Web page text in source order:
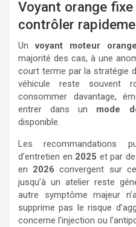
Voyant orange
contrôler
Unvoyant moteur
majorité des cas, à une
court terme par la stratégie
véhicule reste souvent
consommer davantage,
entrer dans un mode
disponible.
Les recommandations
d’entretien en 2025 et par
en 2026 convergent sur
jusqu’à un atelier reste
autre symptôme majeur
supprime pas le risque
concerne l’injection ou